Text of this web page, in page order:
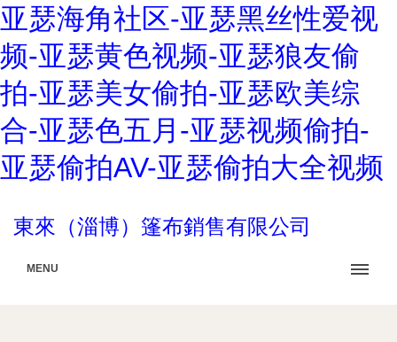
亚瑟海角社区-亚瑟黑丝性爱视
频-亚瑟黄色视频-亚瑟狼友偷
拍-亚瑟美女偷拍-亚瑟欧美综
合-亚瑟色五月-亚瑟视频偷拍-
亚瑟偷拍AV-亚瑟偷拍大全视频
東來（淄博）篷布銷售有限公司
MENU